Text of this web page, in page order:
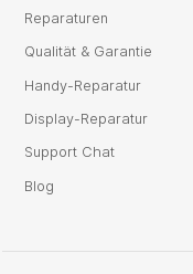
Reparaturen
Qualität & Garantie
Handy-Reparatur
Display-Reparatur
Support Chat
Blog